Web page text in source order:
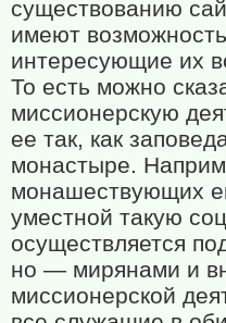
существованию
имеют
интересующие их
То есть можно
миссионерскую
ее так, как
монастыре.
монашествующих
уместной такую
осуществляется
но — мирянами и
миссионерской